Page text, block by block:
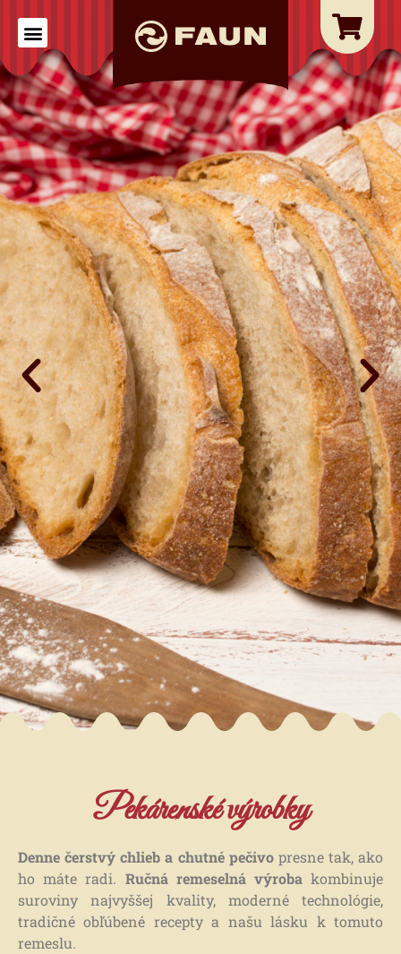
Pekárenské výrobky
Denne čerstvý chlieb a chutné pečivopresne tak, ako
ho máte radi. Ručná remeselná výrobakombinuje
suroviny najvyššej kvality, moderné technológie,
tradičné obľúbené recepty a našu lásku k tomuto
remeslu.